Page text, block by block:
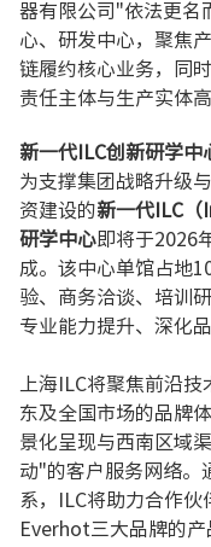
器有限公司"依法更名
心、研发中心，聚焦
链履约核心业务，同
责任主体与生产实体高
新一代ILC创新研学
为支撑集团战略升级
资建设的新一代ILC
研学中心即将于2026
成。该中心单馆占地
验、商务洽谈、培训
专业能力提升、深化
上海ILC将聚焦前沿
东及全国市场的品牌
景化呈现与西南区域
动"的客户服务网络。
系，ILC将助力合作伙
Everhot三大品牌的